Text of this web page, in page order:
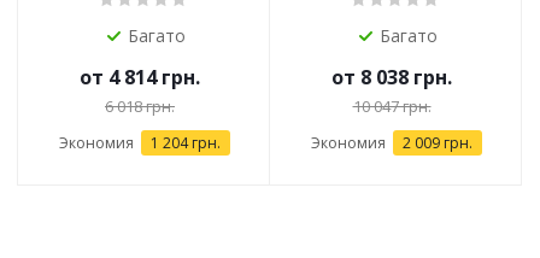
Багато
от 4 814 грн.
6 018 грн.
Экономия 1 204 грн.
Багато
от 8 038 грн.
10 047 грн.
Экономия 2 009 грн.